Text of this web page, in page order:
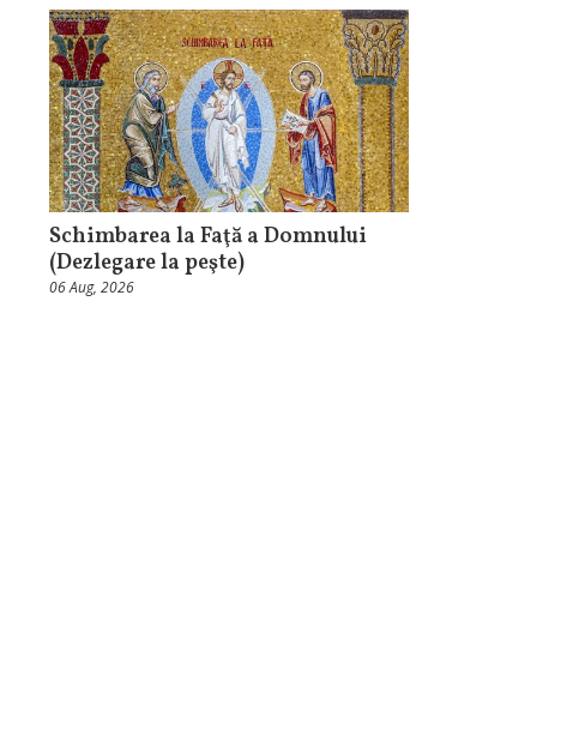
Schimbarea la Faţă a Domnului
(Dezlegare la peşte)
06 Aug, 2026